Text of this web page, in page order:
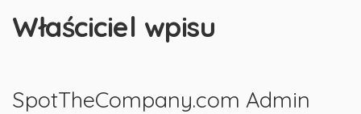
Właściciel wpisu
SpotTheCompany.com Admin